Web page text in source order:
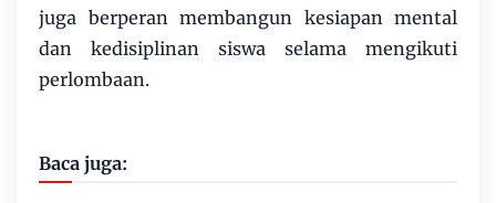
juga berperan membangun kesiapan mental
dan kedisiplinan siswa selama mengikuti
perlombaan.
Baca juga: